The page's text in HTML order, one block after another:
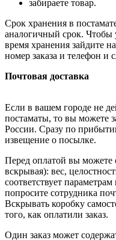
забираете товар.
Срок хранения в
аналогичный срок.
время хранения зайдите
номер заказа и телефон и
Почтовая доставка
Если в вашем городе не
постаматы, то вы можете
России. Сразу по
извещение о посылке.
Перед оплатой вы можете
вскрывая): вес,
соответствует
попросите сотрудника
Вскрывать коробку
того, как оплатили заказ.
Один заказ может